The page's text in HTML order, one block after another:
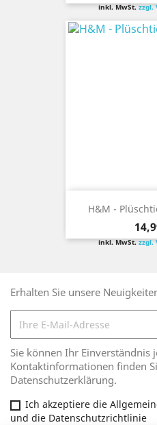
inkl. MwSt.zzgl.
H&M -
inkl. MwSt.zzgl.
Erhalten Sie unsere
Sie können Ihr Einverständnis
Kontaktinformationen finden
Datenschutzerklärung.
Ich akzeptiere die
und die Datenschutzrichtlinie